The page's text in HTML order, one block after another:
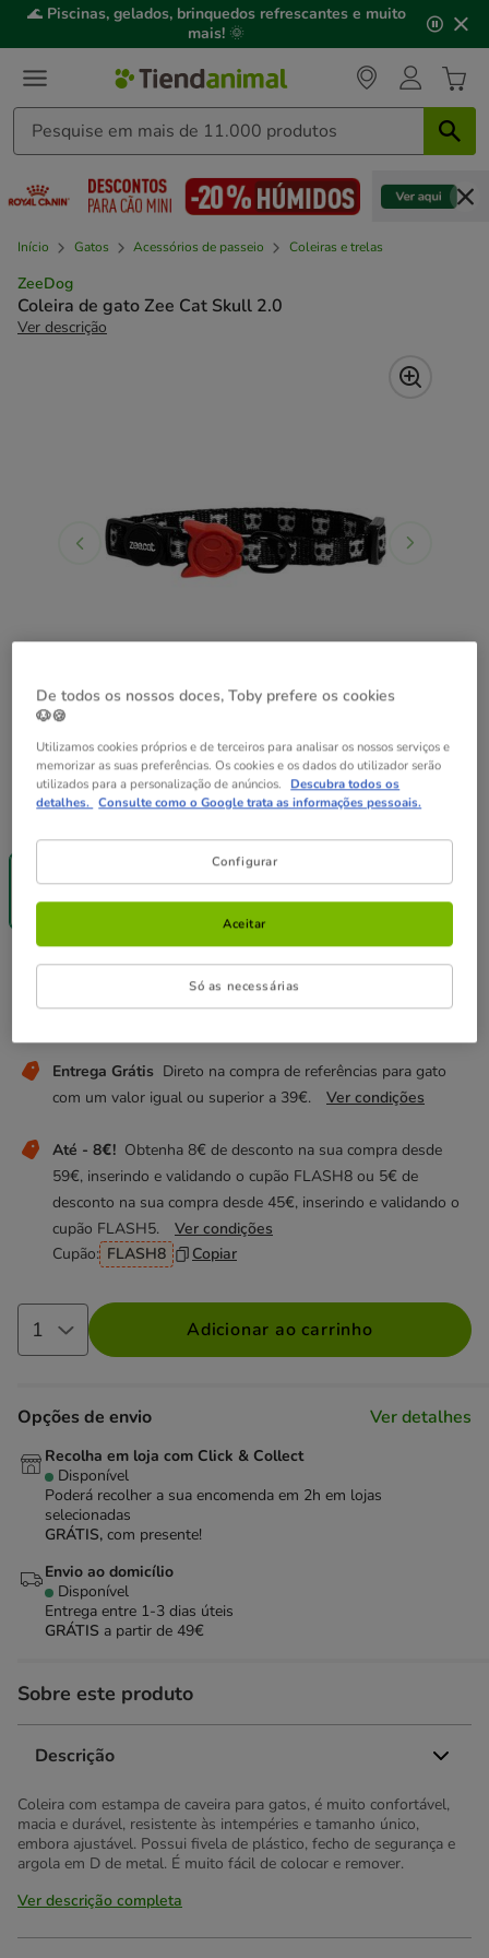
3,
mensagem,
🌊 Piscinas, gelados, brinquedos refrescantes e muito
mais! 🌞
Início Gatos Acessórios de passeio Coleiras e trelas
ZeeDog
Coleira de gato Zee Cat Skull 2.0
Ver descrição
Tamanho:Tamanho único Guia de tamanhos
Tamanho único
6.99€
Entrega Grátis Direto na compra de referências para gato
com um valor igual ou superior a 39€.
Ver condições
Até - 8€! Obtenha 8€ de desconto na sua compra desde
59€, inserindo e validando o cupão FLASH8 ou 5€ de
desconto na sua compra desde 45€, inserindo e validando o
cupão FLASH5.
Ver condições
Cupão: FLASH8 Copiar
Preço 6.99€
6.99€
Adicionar ao carrinho
Opções de envio Ver detalhes
Recolha em loja com Click & Collect
Disponível
Poderá recolher a sua encomenda em 2h em lojas
selecionadas
GRÁTIS, com presente!
Envio ao domicílio
Disponível
Entrega entre 1-3 dias úteis
GRÁTIS a partir de 49€
Sobre este produto
Descrição
Coleira com estampa de caveira para gatos, é muito confortável,
macia e durável, resistente às intempéries e tamanho único,
embora ajustável. Possui fivela de plástico, fecho de segurança e
argola em D de metal. É muito fácil de colocar e remover.
Ver descrição completa
De todos os nossos doces, Toby prefere os cookies
🐶🍪
Utilizamos cookies próprios e de terceiros para analisar os nossos serviços e
memorizar as suas preferências. Os cookies e os dados do utilizador serão
utilizados para a personalização de anúncios. Descubra todos os
detalhes. Consulte como o Google trata as informações pessoais.
Configurar
Só as necessárias
Aceitar